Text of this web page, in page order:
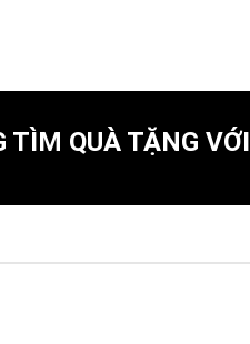
TÌM QUÀ TẶNG VỚI